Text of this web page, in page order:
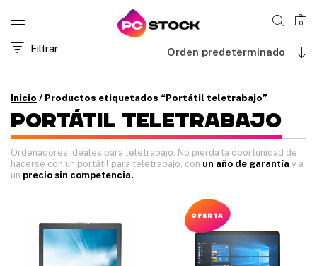
0
Filtrar Orden predeterminado
Inicio / Productos etiquetados “Portátil teletrabajo”
PORTáTIL TELETRABAJO
Ordenadores ideales para teletrabajo. No pierda la oportunidad de
hacerse con un portátil para teletrabajo, con un año de garantía y a
un precio sin competencia.
OFERTA